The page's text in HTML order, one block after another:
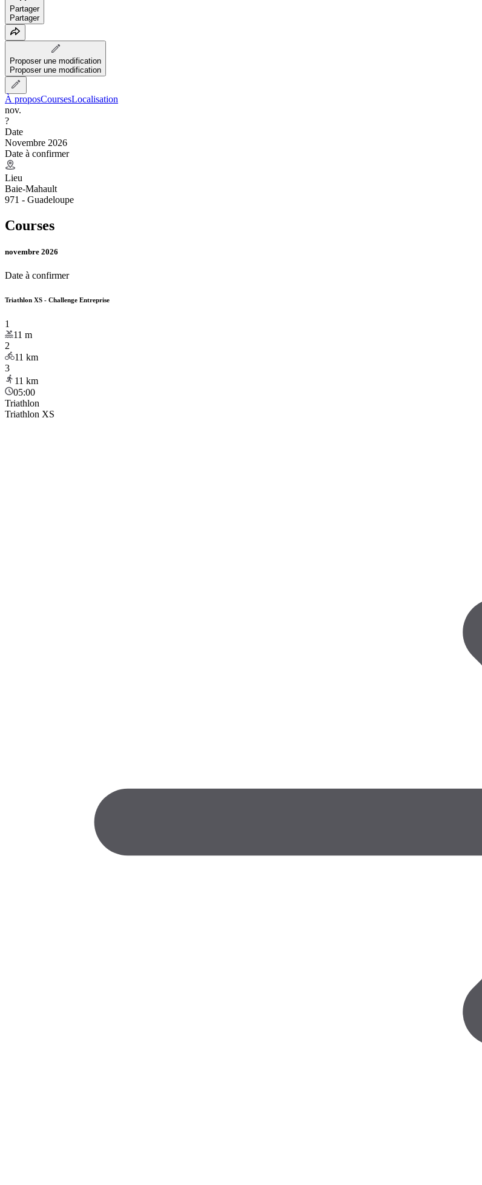
Partager
Partager
Proposer une modification
Proposer une modification
À proposCoursesLocalisation
nov.
?
Date
Novembre 2026
Date à confirmer
Lieu
Baie-Mahault
971 - Guadeloupe
Courses
novembre 2026
Date à confirmer
Triathlon XS - Challenge Entreprise
1
11 m
2
11 km
3
11 km
05:00
Triathlon
Triathlon XS